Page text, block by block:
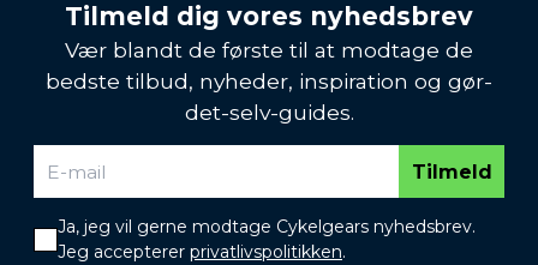
Tilmeld dig vores nyhedsbrev
Vær blandt de første til at modtage de
bedste tilbud, nyheder, inspiration og gør-
det-selv-guides.
Tilmeld
Ja, jeg vil gerne modtage Cykelgears nyhedsbrev.
Jeg accepterer privatlivspolitikken.